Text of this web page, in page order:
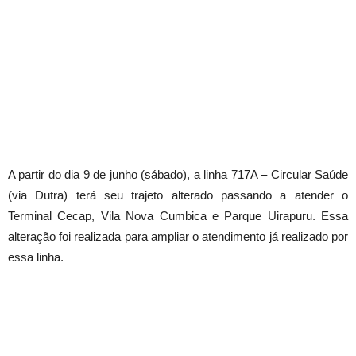
A partir do dia 9 de junho (sábado), a linha 717A – Circular Saúde
(via Dutra) terá seu trajeto alterado passando a atender o
Terminal Cecap, Vila Nova Cumbica e Parque Uirapuru. Essa
alteração foi realizada para ampliar o atendimento já realizado por
essa linha.